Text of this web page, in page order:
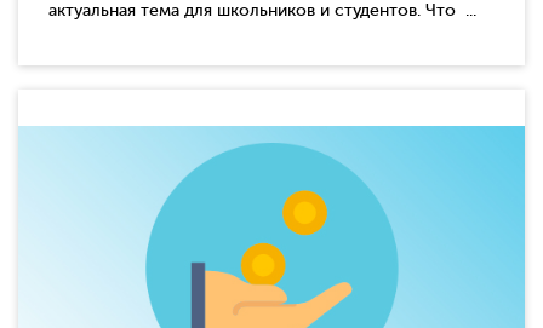
актуальная тема для школьников и студентов. Что ...